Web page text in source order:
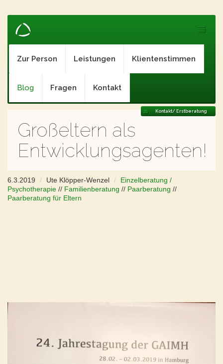
Zur Person Leistungen Klientenstimmen
Blog Fragen Kontakt
Kontakt/ Erstberatung
Großeltern als
Entwicklungsagenten!
6.3.2019 Ute Klöpper-Wenzel
Einzelberatung /
Psychotherapie // Familienberatung // Paarberatung //
Paarberatung für Eltern